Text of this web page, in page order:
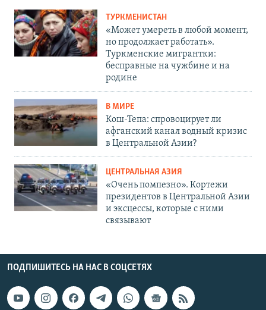
ТУРКМЕНИСТАН
«Может умереть в любой момент,
но продолжает работать».
Туркменские мигрантки:
бесправные на чужбине и на
родине
В МИРЕ
Кош-Тепа: спровоцирует ли
афганский канал водный кризис
в Центральной Азии?
ЦЕНТРАЛЬНАЯ АЗИЯ
«Очень помпезно». Кортежи
президентов в Центральной Азии
и эксцессы, которые с ними
связывают
ПОДПИШИТЕСЬ НА НАС В СОЦСЕТЯХ